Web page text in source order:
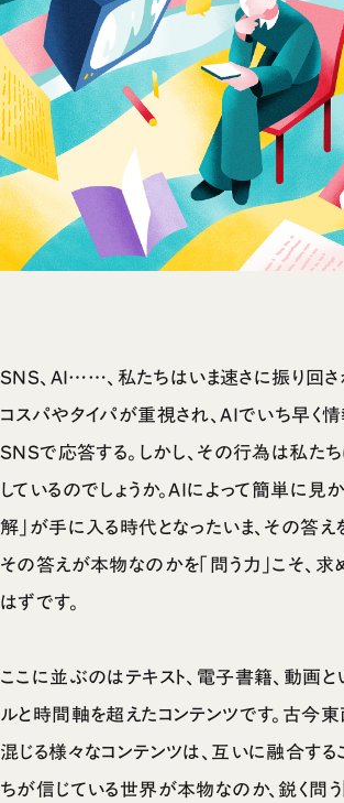
SNS、AI……、私たちはいま速さに振り回さ
コスパやタイパが重視され、AIでいち早く情
SNSで応答する。しかし、その行為は私たち
しているのでしょうか。AIによって簡単に見
解」が手に入る時代となったいま、その答え
その答えが本物なのかを「問う力」こそ、求
はずです。
ここに並ぶのはテキスト、電子書籍、動画と
ルと時間軸を超えたコンテンツです。古今東
混じる様々なコンテンツは、互いに融合する
ちが信じている世界が本物なのか、鋭く問う